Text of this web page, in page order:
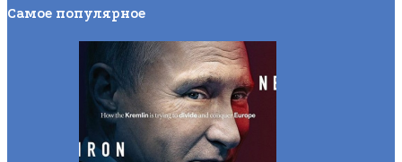
Самое популярное